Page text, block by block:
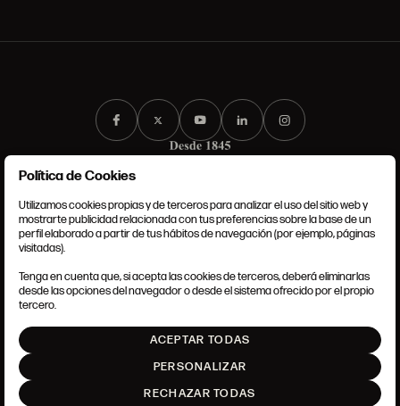
CONDICIONES GENERALES
POLÍTICA DE COOKIES
AJUSTE DE COOKIES
Política de Cookies
Utilizamos cookies propias y de terceros para analizar el uso del sitio web y
mostrarte publicidad relacionada con tus preferencias sobre la base de un
perfil elaborado a partir de tus hábitos de navegación (por ejemplo, páginas
visitadas).
Tenga en cuenta que, si acepta las cookies de terceros, deberá eliminarlas
desde las opciones del navegador o desde el sistema ofrecido por el propio
tercero.
ACEPTAR TODAS
PERSONALIZAR
RECHAZAR TODAS